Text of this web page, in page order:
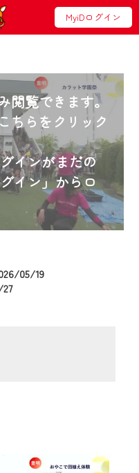
MyiDログイン
閲覧できます。
ちらをクリック
インがまだの
イン」からロ
05/19
せ
Web TV』は2024
します！
住まいの地域
。
ザから、いつ
も！
入者様へのサー